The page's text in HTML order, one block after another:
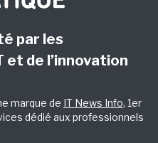
par les
et de l’innovation
marque de IT News Info, 1er
dédié aux professionnels